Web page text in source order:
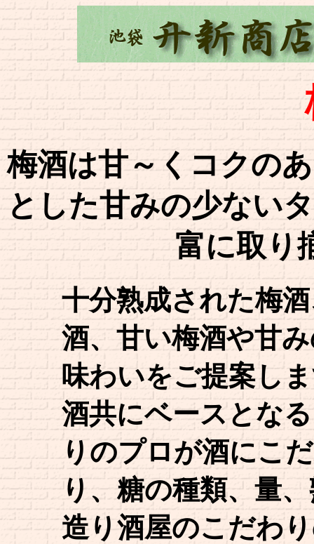
梅酒は甘～くコクの
とした甘みの少ない
富に取り
十分熟成された梅
酒、甘い梅酒や甘
味わいをご提案し
酒共にベースとな
りのプロが酒にこ
り、糖の種類、量
造り酒屋のこだわ